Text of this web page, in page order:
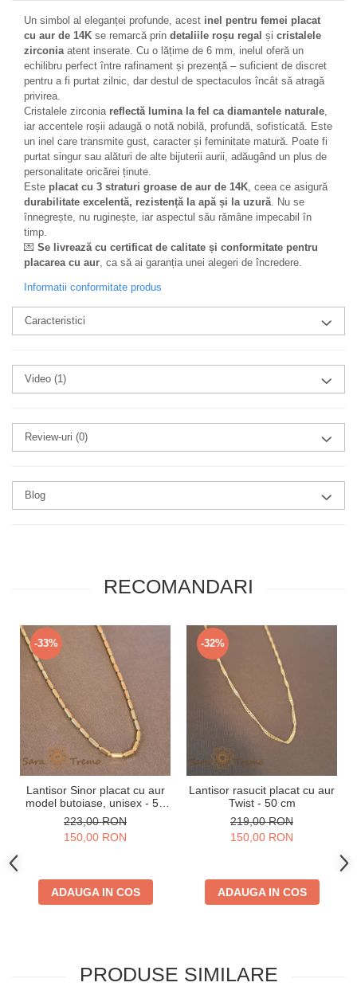
Un simbol al eleganței profunde, acest inel pentru femei placat
cu aur de 14K se remarcă prin detaliile roșu regal și cristalele
zirconiaatent inserate. Cu o lățime de 6 mm, inelul oferă un
echilibru perfect între rafinament și prezență – suficient de discret
pentru a fi purtat zilnic, dar destul de spectaculos încât să atragă
privirea.
Cristalele zirconia reflectă lumina la fel ca diamantele naturale,
iar accentele roșii adaugă o notă nobilă, profundă, sofisticată. Este
un inel care transmite gust, caracter și feminitate matură. Poate fi
purtat singur sau alături de alte bijuterii aurii, adăugând un plus de
personalitate oricărei ținute.
Este placat cu 3 straturi groase de aur de 14K, ceea ce asigură
durabilitate excelentă, rezistență la apă și la uzură. Nu se
înnegrește, nu ruginește, iar aspectul său rămâne impecabil în
timp.
💌 Se livrează cu certificat de calitate și conformitate pentru
placarea cu aur, ca să ai garanția unei alegeri de încredere.
Informatii conformitate produs
Caracteristici
Video (1)
Review-uri (0)
Blog
RECOMANDARI
-33%
Lantisor Sinor placat cu aur
model butoiase, unisex - 50
cm
223,00 RON
150,00 RON
ADAUGA IN COS
-32%
Lantisor rasucit placat cu aur
Twist - 50 cm
219,00 RON
150,00 RON
ADAUGA IN COS
PRODUSE SIMILARE